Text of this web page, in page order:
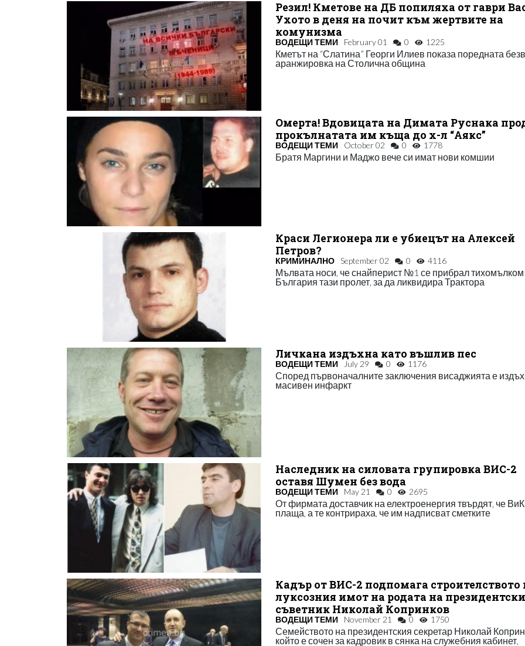
Резил! Кметове на ДБ попиляха от гаври
Ухото в деня на почит към жертвите на
комунизма
ВОДЕЩИ ТЕМИ February 01 0 1225
Кметът на “Слатина” Георги Илиев показа поредната
аранжировка на Столична община
Омерта! Вдовицата на Димата Руснака
прокълнатата им къща до х-л “Аякс”
ВОДЕЩИ ТЕМИ October 02 0 1778
Братя Маргини и Маджо вече си имат нови комшии
Краси Легионера ли е убиецът на Алексей
Петров?
КРИМИНАЛНО September 02 0 4116
Мълвата носи, че снайперист №1 се прибрал
България тази пролет, за да ликвидира Трактора
Личкана издъхна като въшлив пес
ВОДЕЩИ ТЕМИ July 29 0 1176
Според първоначалните заключения висаджията е
масивен инфаркт
Наследник на силовата групировка ВИС-2
оставя Шумен без вода
ВОДЕЩИ ТЕМИ May 21 0 2695
От фирмата доставчик на електроенергия твърдят, че
плаща, а те контрираха, че им надписват сметките
Кадър от ВИС-2 подпомага строителството
луксозния имот на родата на
съветник Николай Копринков
ВОДЕЩИ ТЕМИ November 21 0 1750
Семейството на президентския секретар Николай
който е сочен за кадровик в сянка на служебния кабинет,